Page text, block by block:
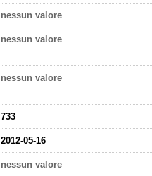
nessun valore
nessun valore
nessun valore
733
2012-05-16
nessun valore